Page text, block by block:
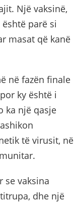
Një vaksinë,
parë si
masat që kanë
në fazën finale
ky është i
ka një qasje
të virusit, në
se vaksina
dhe një